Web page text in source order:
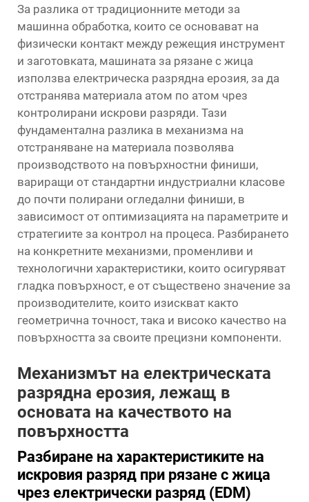
За разлика от традиционните методи за
машинна обработка, които се основават на
физически контакт между режещия инструмент
и заготовката, машината за рязане с жица
използва електрическа разрядна ерозия, за да
отстранява материала атом по атом чрез
контролирани искрови разряди. Тази
фундаментална разлика в механизма на
отстраняване на материала позволява
производството на повърхностни финиши,
вариращи от стандартни индустриални класове
до почти полирани огледални финиши, в
зависимост от оптимизацията на параметрите и
стратегиите за контрол на процеса. Разбирането
на конкретните механизми, променливи и
технологични характеристики, които осигуряват
гладка повърхност, е от съществено значение за
производителите, които изискват както
геометрична точност, така и високо качество на
повърхността за своите прецизни компоненти.
Механизмът на електрическата
разрядна ерозия, лежащ в
основата на качеството на
повърхността
Разбиране на характеристиките на
искровия разряд при рязане с жица
чрез електрически разряд (EDM)